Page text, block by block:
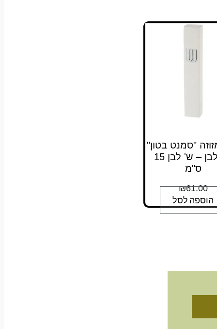
מזוזה "סמנט בטון"
גוון לבן – ש' לבן 15
ס"מ
₪61.00
הוספה לסל